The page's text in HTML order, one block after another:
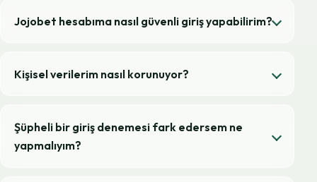
Jojobet hesabıma nasıl güvenli giriş yapabilirim?
Kişisel verilerim nasıl korunuyor?
Şüpheli bir giriş denemesi fark edersem ne
yapmalıyım?